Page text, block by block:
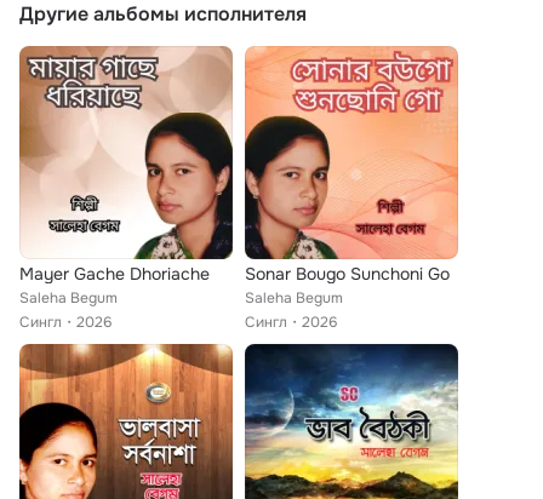
Другие альбомы исполнителя
Mayer Gache Dhoriache
Saleha Begum
Сингл
2026
Sonar Bougo Sunchoni Go
Saleha Begum
Сингл
2026